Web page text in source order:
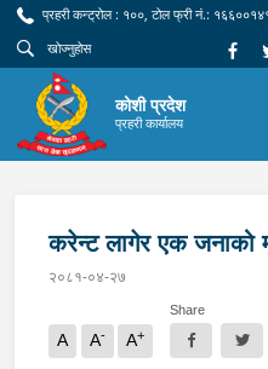
प्रहरी कन्ट्रोल : १००, टोल फ्री नं.:
कोशी प्रदेश
प्रहरी कार्यालय
करेन्ट लागेर एक जनाको
२०८१-०४-२७
A A- A+
Share